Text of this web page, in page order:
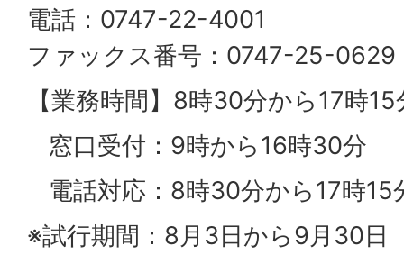
電話：0747-22-4001
ファックス番号：0747-25-0629
【業務時間】8時30分から17時15
窓口受付：9時から16時30分
電話対応：8時30分から17時15
※試行期間：8月3日から9月30日